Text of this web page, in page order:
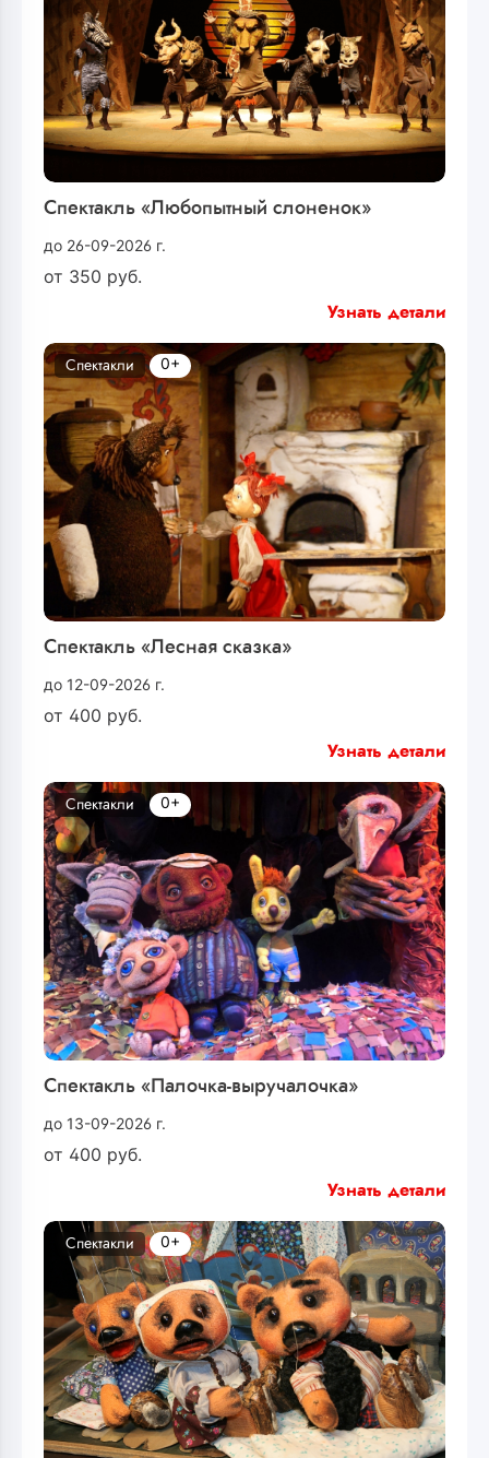
Спектакль «Любопытный слоненок»
до 26-09-2026 г.
от 350 руб.
Узнать детали
Спектакль «Лесная сказка»
до 12-09-2026 г.
от 400 руб.
Спектакли 0+
Узнать детали
Спектакль «Палочка-выручалочка»
до 13-09-2026 г.
от 400 руб.
Спектакли 0+
Узнать детали
Спектакли 0+